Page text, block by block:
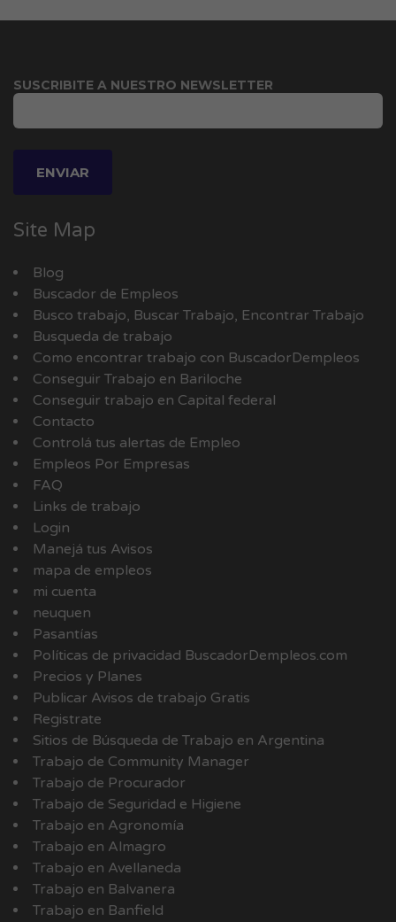
SUSCRIBITE A NUESTRO NEWSLETTER
Site Map
Blog
Buscador de Empleos
Busco trabajo, Buscar Trabajo, Encontrar Trabajo
Busqueda de trabajo
Como encontrar trabajo con BuscadorDempleos
Conseguir Trabajo en Bariloche
Conseguir trabajo en Capital federal
Contacto
Controlá tus alertas de Empleo
Empleos Por Empresas
FAQ
Links de trabajo
Login
Manejá tus Avisos
mapa de empleos
mi cuenta
neuquen
Pasantías
Políticas de privacidad BuscadorDempleos.com
Precios y Planes
Publicar Avisos de trabajo Gratis
Registrate
Sitios de Búsqueda de Trabajo en Argentina
Trabajo de Community Manager
Trabajo de Procurador
Trabajo de Seguridad e Higiene
Trabajo en Agronomía
Trabajo en Almagro
Trabajo en Avellaneda
Trabajo en Balvanera
Trabajo en Banfield